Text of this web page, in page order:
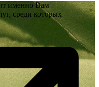
именно Вам
среди которых